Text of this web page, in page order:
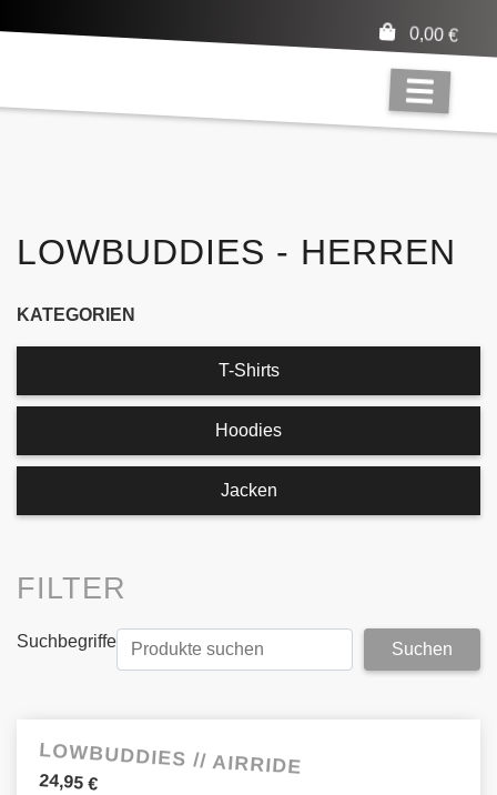
0,00€
LOWBUDDIES - HERREN
KATEGORIEN
T-Shirts
Hoodies
Jacken
FILTER
Suchbegriffe
LOWBUDDIES // AIRRIDE
24,95€